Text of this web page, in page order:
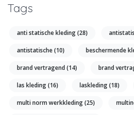
Tags
anti statische kleding(28)
antistatische(10) beschermende
brand vertragend(14) brand
las kleding(16) laskleding(18)
multi norm werkkleding(25)